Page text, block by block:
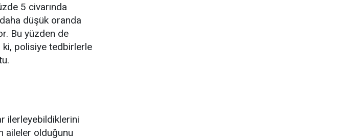
5 civarında
düşük oranda
Bu yüzden de
polisiye tedbirlerle
ilerleyebildiklerini
aileler olduğunu